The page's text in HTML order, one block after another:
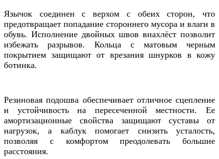
Язычок соединен с верхом с обеих сторон, что
предотвращает попадание стороннего мусора и влаги в
обувь. Исполнение двойных швов внахлёст позволит
избежать разрывов. Кольца с матовым черным
покрытием защищают от врезания шнурков в кожу
ботинка.
Резиновая подошва обеспечивает отличное сцепление
и устойчивость на пересеченной местности. Ее
амортизационные свойства защищают суставы от
нагрузок, а каблук помогает снизить усталость,
позволяя с комфортом преодолевать большие
расстояния.